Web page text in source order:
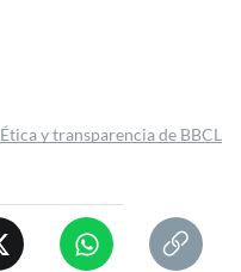
Ética y transparencia de BBCL